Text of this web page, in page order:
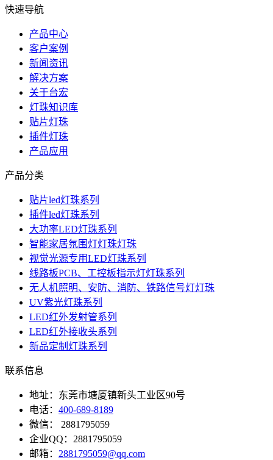
快速导航
产品中心
客户案例
新闻资讯
解决方案
关于台宏
灯珠知识库
贴片灯珠
插件灯珠
产品应用
产品分类
贴片led灯珠系列
插件led灯珠系列
大功率LED灯珠系列
智能家居氛围灯灯珠灯珠
视觉光源专用LED灯珠系列
线路板PCB、工控板指示灯灯珠系列
无人机照明、安防、消防、铁路信号灯灯珠
UV紫光灯珠系列
LED红外发射管系列
LED红外接收头系列
新品定制灯珠系列
联系信息
地址：东莞市塘厦镇新头工业区90号
电话： 400-689-8189
微信： 2881795059
企业QQ：2881795059
邮箱： 2881795059@qq.com